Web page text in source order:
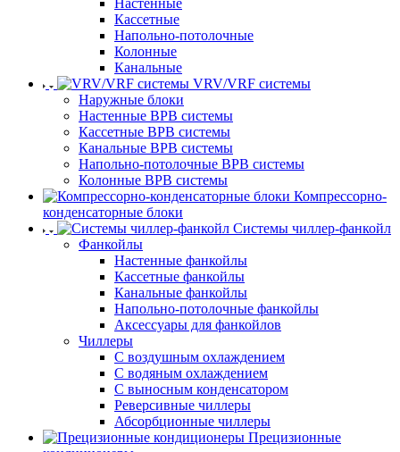
Настенные
Кассетные
Напольно-потолочные
Колонные
Канальные
VRV/VRF системы
Наружные блоки
Настенные ВРВ системы
Кассетные ВРВ системы
Канальные ВРВ системы
Напольно-потолочные ВРВ системы
Колонные ВРВ системы
Компрессорно-
конденсаторные блоки
Системы чиллер-фанкойл
Фанкойлы
Настенные фанкойлы
Кассетные фанкойлы
Канальные фанкойлы
Напольно-потолочные фанкойлы
Аксессуары для фанкойлов
Чиллеры
С воздушным охлаждением
С водяным охлаждением
С выносным конденсатором
Реверсивные чиллеры
Абсорбционные чиллеры
Прецизионные